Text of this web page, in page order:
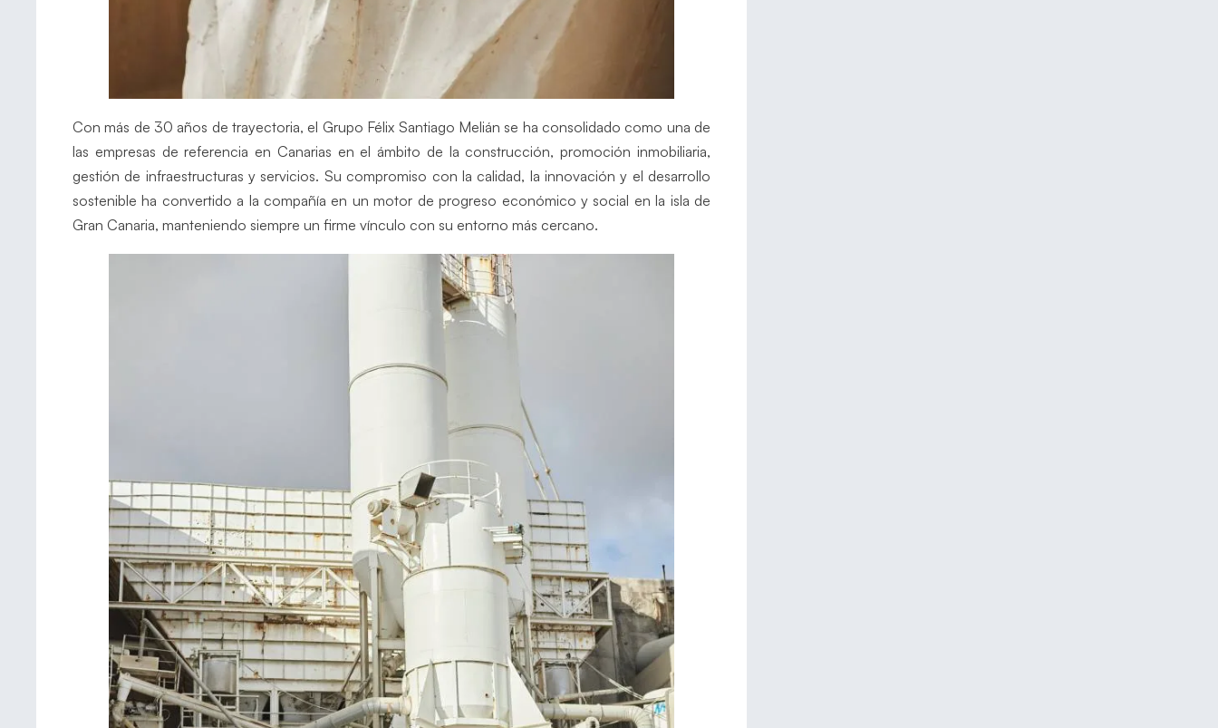
Con más de 30 años de trayectoria, el Grupo Félix Santiago Melián se ha consolidado como una de
las empresas de referencia en Canarias en el ámbito de la construcción, promoción inmobiliaria,
gestión de infraestructuras y servicios. Su compromiso con la calidad, la innovación y el desarrollo
sostenible ha convertido a la compañía en un motor de progreso económico y social en la isla de
Gran Canaria, manteniendo siempre un firme vínculo con su entorno más cercano.